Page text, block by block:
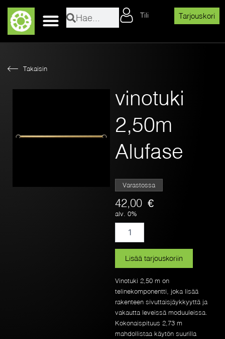
sisältöön
SearchSearch Tili Tarjouskori
Takaisin
vinotuki
2,50m
Alufase
Varastossa
42,00€
alv. 0%
2,50m
Alufase
määrä
Lisää tarjouskoriin
Vinotuki 2,50 m on
telinekomponentti, joka lisää
rakenteen sivuttaisjäykkyyttä ja
vakautta leveissä moduuleissa.
Kokonaispituus 2,73 m
mahdollistaa käytön suurilla